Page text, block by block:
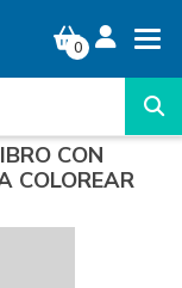
0
CON
COLOREAR